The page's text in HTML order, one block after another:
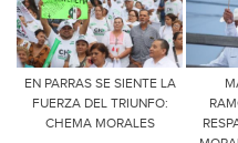
EN PARRAS SE SIENTE LA
FUERZA DEL TRIUNFO:
CHEMA MORALES